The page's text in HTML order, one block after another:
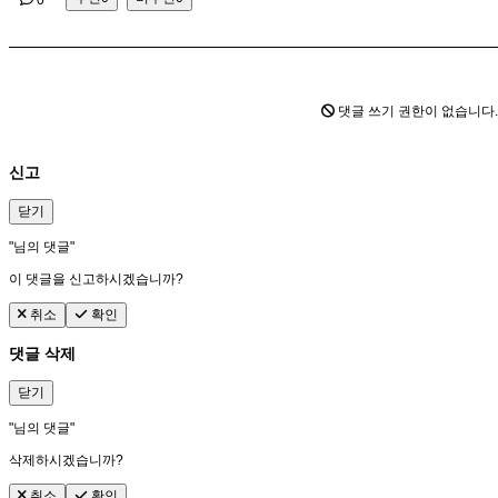
댓글 쓰기 권한이 없습니다.
신고
닫기
"님의 댓글"
이 댓글을 신고하시겠습니까?
취소 확인
댓글 삭제
닫기
"님의 댓글"
삭제하시겠습니까?